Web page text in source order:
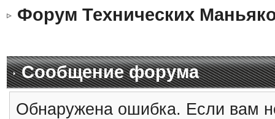
Форум Технических
Сообщение форума
Обнаружена ошибка. Если вам